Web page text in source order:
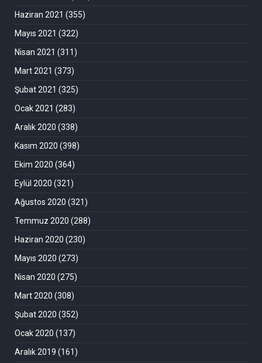
Haziran 2021 (355)
Mayıs 2021 (322)
Nisan 2021 (311)
Mart 2021 (373)
Şubat 2021 (325)
Ocak 2021 (283)
Aralık 2020 (338)
Kasım 2020 (398)
Ekim 2020 (364)
Eylül 2020 (321)
Ağustos 2020 (321)
Temmuz 2020 (288)
Haziran 2020 (230)
Mayıs 2020 (273)
Nisan 2020 (275)
Mart 2020 (308)
Şubat 2020 (352)
Ocak 2020 (137)
Aralık 2019 (161)